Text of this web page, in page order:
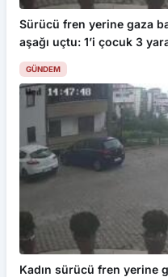
Sürücü fren yerine gaza
aşağı uçtu: 1’i çocuk 3
GÜNDEM
Kadın sürücü fren yerine